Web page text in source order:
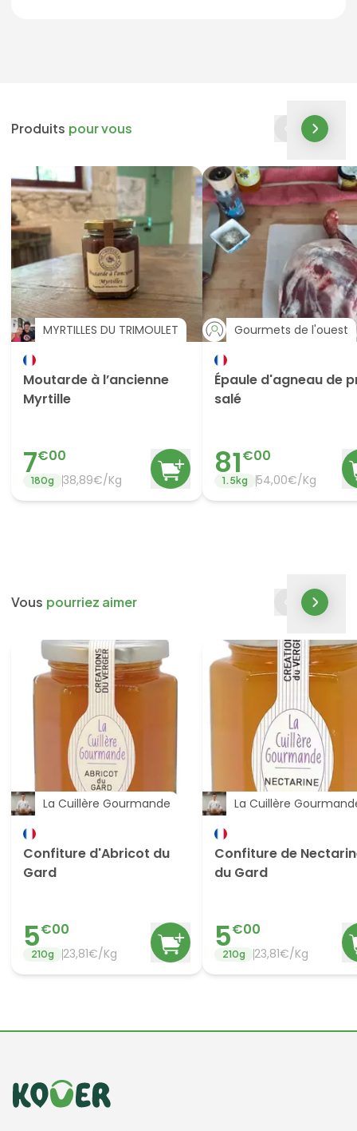
Produits pour vous
MYRTILLES DU TRIMOULET
Moutarde à l’ancienne
Myrtille
7€00
180g 38,89€/Kg
Gourmets de l'ouest
Épaule d'agneau de
salé
81€00
1.5kg 54,00€/Kg
Vous pourriez aimer
La Cuillère Gourmande
Confiture d'Abricot du
Gard
5€00
210g 23,81€/Kg
La Cuillère
Confiture de
du Gard
5€00
210g 23,81€/Kg
Informations de contact